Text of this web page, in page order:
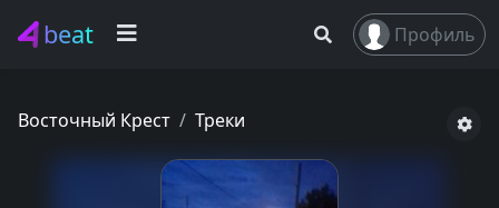
beat Профиль
Восточный Крест Треки